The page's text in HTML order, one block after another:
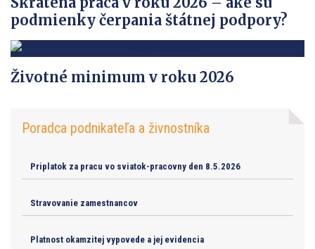
podmienky čerpania štátnej podpory?
Životné minimum v roku 2026
Poradca podnikateľa a živnostníka
Priplatok za pracu vo sviatok-pracovny den 8.5.2026
Stravovanie zamestnancov
Platnost okamzitej vypovede a jej evidencia